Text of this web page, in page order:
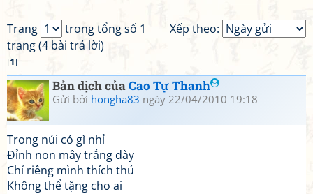
Xếp theo:
Trang
trong tổng số 1
trang (4 bài trả lời)
[1]
Bản dịch củaCao Tự Thanh
Gửi bởi hongha83 ngày 22/04/2010 19:18
Trong núi có gì nhỉ
Đỉnh non mây trắng dày
Chỉ riêng mình thích thú
Không thể tặng cho ai